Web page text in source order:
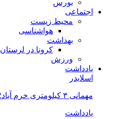
بورس
اجتماعی
محیط زیست
هواشناسی
بهداشت
کرونا در لرستان
ورزش
یادداشت
اسلایدر
مهمانی ۳ کیلومتری خرم آباد؛ کاری بزرگ با چند نقد کوچک
یادداشت